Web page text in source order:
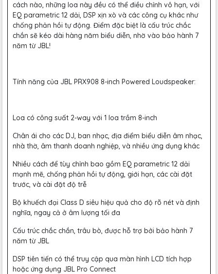
cách nào, những loa này đều có thể điều chỉnh vô hạn, với
EQ parametric 12 dải, DSP xịn xò và các công cụ khác như
chống phản hồi tự động. Điểm đặc biệt là cấu trúc chắc
chắn sẽ kéo dài hàng năm biểu diễn, nhờ vào bảo hành 7
năm từ JBL!
Tính năng của JBL PRX908 8-inch Powered Loudspeaker:
Loa có công suất 2-way với 1 loa trầm 8-inch
Chân ái cho các DJ, ban nhạc, địa điểm biểu diễn âm nhạc,
nhà thờ, âm thanh doanh nghiệp, và nhiều ứng dụng khác
Nhiều cách để tùy chỉnh bao gồm EQ parametric 12 dải
mạnh mẽ, chống phản hồi tự động, giới hạn, các cài đặt
trước, và cài đặt độ trễ
Bộ khuếch đại Class D siêu hiệu quả cho độ rõ nét và định
nghĩa, ngay cả ở âm lượng tối đa
Cấu trúc chắc chắn, trâu bò, được hỗ trợ bởi bảo hành 7
năm từ JBL
DSP tiên tiến có thể truy cập qua màn hình LCD tích hợp
hoặc ứng dụng JBL Pro Connect